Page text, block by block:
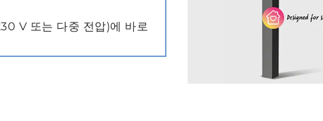
V 또는 다중 전압)에 바로